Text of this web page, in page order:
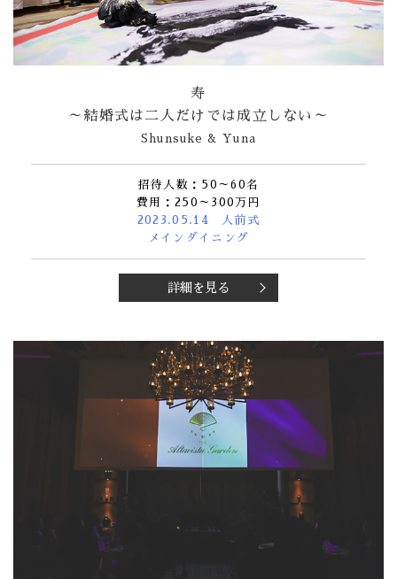
寿
～結婚式は二人だけでは成立しない～
Shunsuke & Yuna
招待人数：50～60名
費用：250～300万円
2023.05.14 人前式
メインダイニング
詳細を見る